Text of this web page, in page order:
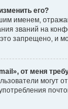
его?
именем,
званий на
запрещено, и
от меня
могут